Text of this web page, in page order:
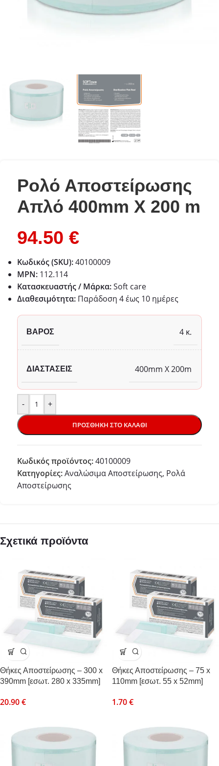
Ρολό Αποστείρωσης
Απλό 400mm X 200 m
94.50 €
Κωδικός (SKU):40100009
MPN: 112.114
Κατασκευαστής / Μάρκα:Soft care
Διαθεσιμότητα: Παράδoση 4 έως 10 ημέρες
ΒΆΡΟΣ 4 κ.
ΔΙΑΣΤΆΣΕΙΣ 400mm X 200m
- +
ΠΡΟΣΘΉΚΗ ΣΤΟ ΚΑΛΆΘΙ
Κωδικός προϊόντος:40100009
Κατηγορίες:Αναλώσιμα Αποστείρωσης, Ρολά
Αποστείρωσης
Σχετικά προϊόντα
Θήκες Αποστείρωσης – 300 x
390mm [εσωτ. 280 x 335mm]
20.90€
Θήκες Αποστείρωσης – 75 x
110mm [εσωτ. 55 x 52mm]
1.70€